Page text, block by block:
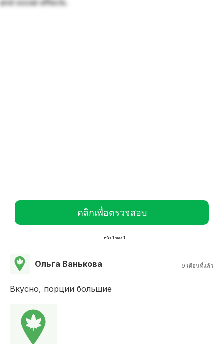
and social effects.
คลิกเพื่อตรวจสอบ
หน้า 1 ของ 1
Ольга Ванькова 9 เดือนที่แล้ว
Вкусно, порции большие